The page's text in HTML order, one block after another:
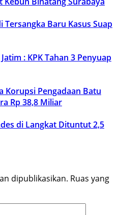
Tersangka Baru Kasus Suap
: KPK Tahan 3 Penyuap
Korupsi Pengadaan Batu
Rp 38,8 Miliar
di Langkat Dituntut 2,5
dipublikasikan. Ruas yang